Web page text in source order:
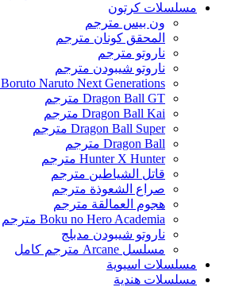
مسلسلات كرتون
ون بيس مترجم
المحقق كونان مترجم
ناروتو مترجم
ناروتو شيبودن مترجم
Boruto Naruto Next Generations مترجم
Dragon Ball GT مترجم
Dragon Ball Kai مترجم
Dragon Ball Super مترجم
Dragon Ball مترجم
Hunter X Hunter مترجم
قاتل الشياطين مترجم
صراع الشعوذة مترجم
هجوم العمالقة مترجم
Boku no Hero Academia مترجم
ناروتو شيبودن مدبلج
مسلسل Arcane مترجم كامل
مسلسلات اسيوية
مسلسلات هندية